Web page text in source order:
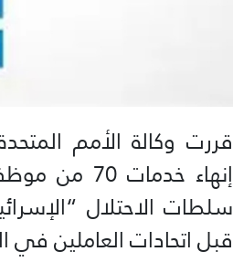
قررت وكالة الأمم
إنهاء
سلطات الاحتلال
قبل اتحادات العاملين في